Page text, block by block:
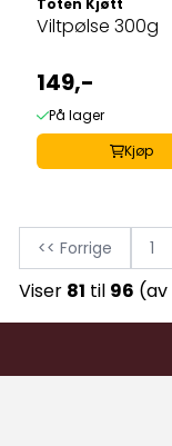
Viltpølse 300g
149,-
På lager
Kjøp
<< Forrige 1
Viser 81 til 96 (av